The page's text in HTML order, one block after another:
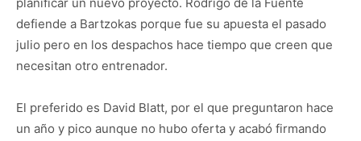
defiende a Bartzokas porque fue su apuesta el pasado
julio pero en los despachos hace tiempo que creen que
necesitan otro entrenador.
El preferido es David Blatt, por el que preguntaron hace
un año y pico aunque no hubo oferta y acabó firmando